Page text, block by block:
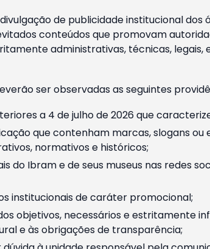
de publicidade institucional
conteúdos que promovam
administrativas, técnicas,
ser observadas as seguintes
a 4 de julho de 2026 que
que contenham marcas, slogans
normativos e históricos;
do Ibram e de seus museus nas redes
institucionais de caráter promocional;
objetivos, necessários e estritamente
e às obrigações de transparência;